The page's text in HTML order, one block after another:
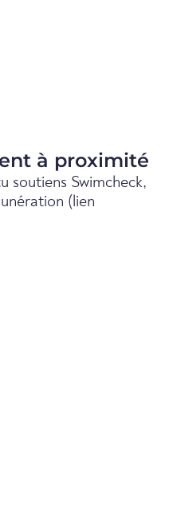
à proximité
soutiens Swimcheck,
(lien